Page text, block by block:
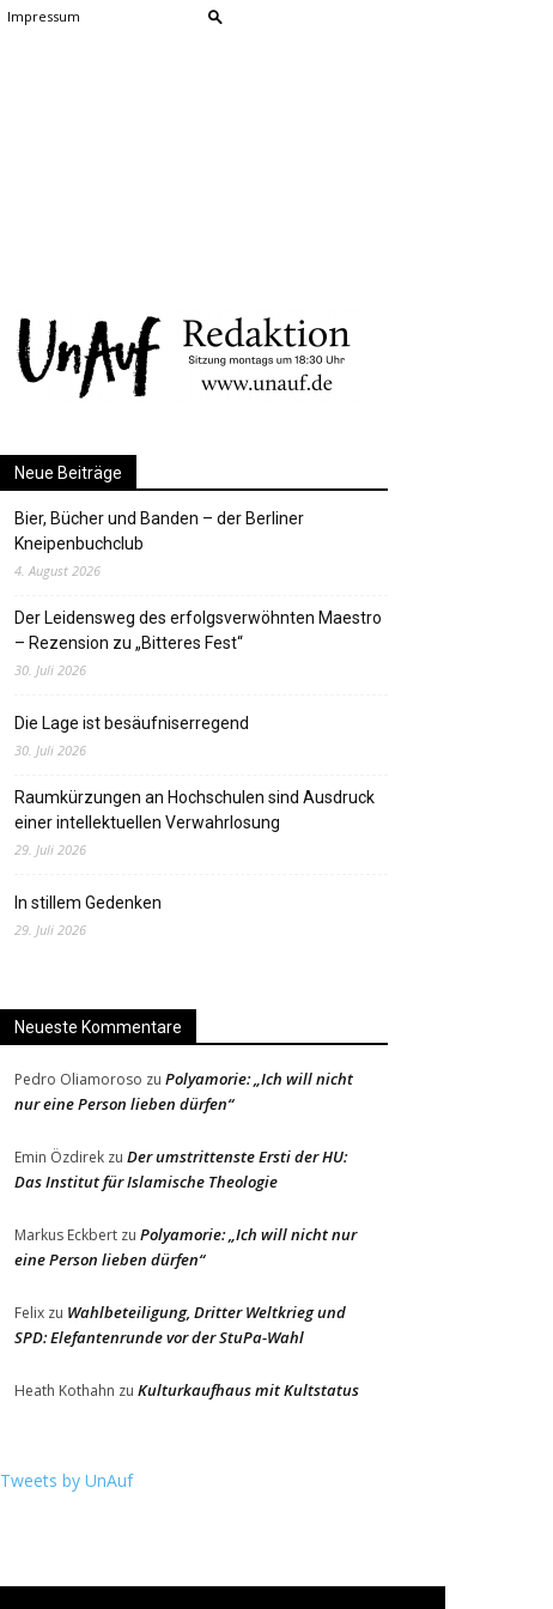
Impressum
Neue Beiträge
Bier, Bücher und Banden – der Berliner
Kneipenbuchclub
4. August 2026
Der Leidensweg des erfolgsverwöhnten Maestro
– Rezension zu „Bitteres Fest“
30. Juli 2026
Die Lage ist besäufniserregend
30. Juli 2026
Raumkürzungen an Hochschulen sind Ausdruck
einer intellektuellen Verwahrlosung
29. Juli 2026
In stillem Gedenken
29. Juli 2026
Neueste Kommentare
Pedro Oliamoroso zu Polyamorie: „Ich will nicht
nur eine Person lieben dürfen“
Emin Özdirek zu Der umstrittenste Ersti der HU:
Das Institut für Islamische Theologie
Markus Eckbert zu Polyamorie: „Ich will nicht nur
eine Person lieben dürfen“
Felix zu Wahlbeteiligung, Dritter Weltkrieg und
SPD: Elefantenrunde vor der StuPa-Wahl
Heath Kothahn zu Kulturkaufhaus mit Kultstatus
Tweets by UnAuf